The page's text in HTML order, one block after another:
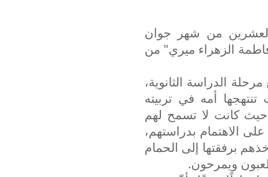
من شهر جوان
"فاطمة الزهراء ميري" من
الدراسة الثانوية،
أمه في تربيته
حيث كانت لا تسمح لهم
الاهتمام بدراستهم،
برفقتها إلى الحمام
ويمرحون.